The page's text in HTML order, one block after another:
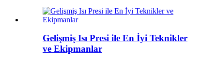
Gelişmiş Isı Presi ile En İyi Teknikler
ve Ekipmanlar